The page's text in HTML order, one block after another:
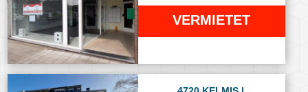
VERMIETET